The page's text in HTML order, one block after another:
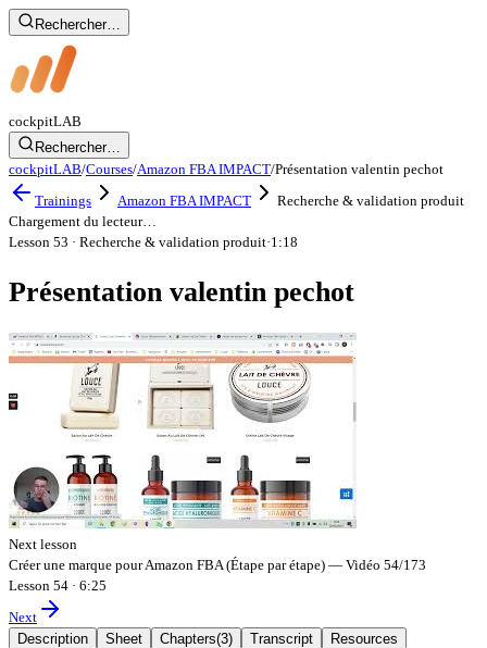
Rechercher…
cockpitLAB
Rechercher…
cockpitLAB/Courses/Amazon FBA IMPACT/Présentation valentin pechot
Trainings
Amazon FBA IMPACT
Recherche & validation produit
Chargement du lecteur…
Lesson 53 · Recherche & validation produit·1:18
Présentation valentin pechot
Next lesson
Créer une marque pour Amazon FBA (Étape par étape) — Vidéo 54/173
Lesson 54 · 6:25
Next
Description
Sheet Chapters(3) Transcript
Resources